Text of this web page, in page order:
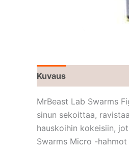
Kuvaus
MrBeast Lab Swarms
sinun sekoittaa,
hauskoihin kokeisiin,
Swarms Micro -